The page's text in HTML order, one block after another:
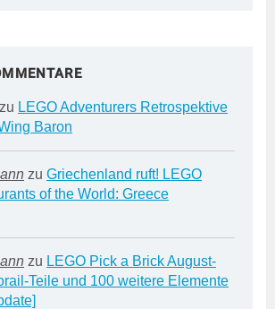
LEGO Adventurers Retrospektive
Baron
zu Griechenland ruft! LEGO
of the World: Greece
zu LEGO Pick a Brick August-
Teile und 100 weitere Elemente